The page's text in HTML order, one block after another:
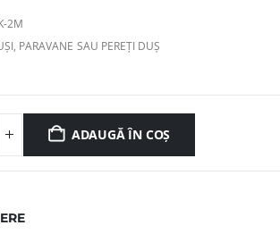
2M
PARAVANE SAU PEREȚI DUȘ
ADAUGĂ ÎN COȘ